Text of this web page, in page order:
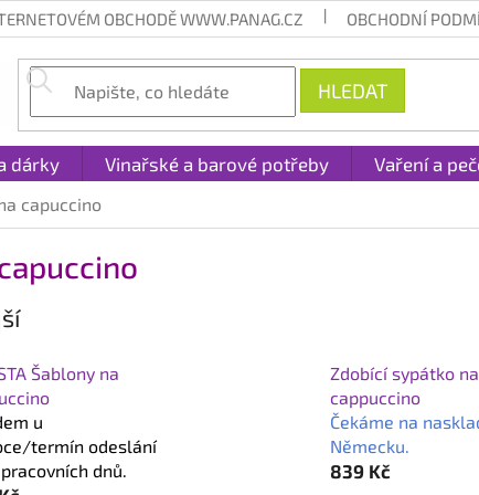
OBCHODĚ WWW.PANAG.CZ OBCHODNÍ
HLEDAT
dárky Vinařské a barové potřeby Vaření a
capuccino
Šablony na
u
termín odeslání
pracovních dnů.
Zdobící sypátko na
cappuccino
Čekáme na
Německu.
839 Kč